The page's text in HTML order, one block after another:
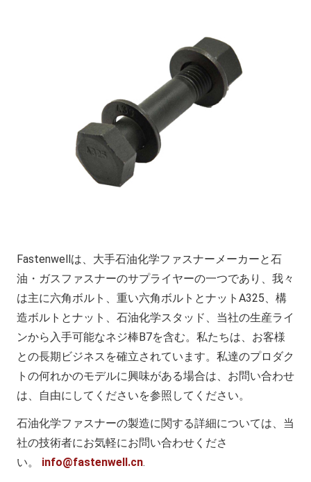
Fastenwellは、大手石油化学ファスナーメーカーと石
油・ガスファスナーのサプライヤーの一つであり、我々
は主に六角ボルト、重い六角ボルトとナットA325、構
造ボルトとナット、石油化学スタッド、当社の生産ライ
ンから入手可能なネジ棒B7を含む。私たちは、お客様
との長期ビジネスを確立されています。私達のプロダク
トの何れかのモデルに興味がある場合は、お問い合わせ
は、自由にしてくださいを参照してください。
石油化学ファスナーの製造に関する詳細については、当
社の技術者にお気軽にお問い合わせくださ
い。 info@fastenwell.cn.